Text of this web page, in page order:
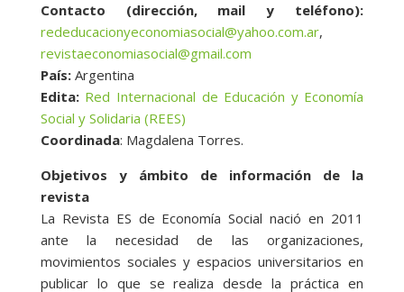
Contacto (dirección, mail y teléfono):
rededucacionyeconomiasocial@yahoo.com.ar,
revistaeconomiasocial@gmail.com
País:Argentina
Edita: Red Internacional de Educación y Economía
Social y Solidaria (REES)
Coordinada: Magdalena Torres.
Objetivos y ámbito de información de la
revista
La Revista ES de Economía Social nació en 2011
ante la necesidad de las organizaciones,
movimientos sociales y espacios universitarios en
publicar lo que se realiza desde la práctica en